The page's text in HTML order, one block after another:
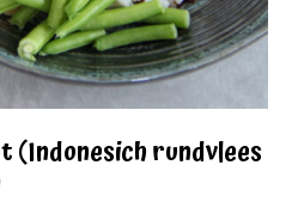
(Indonesich rundvlees